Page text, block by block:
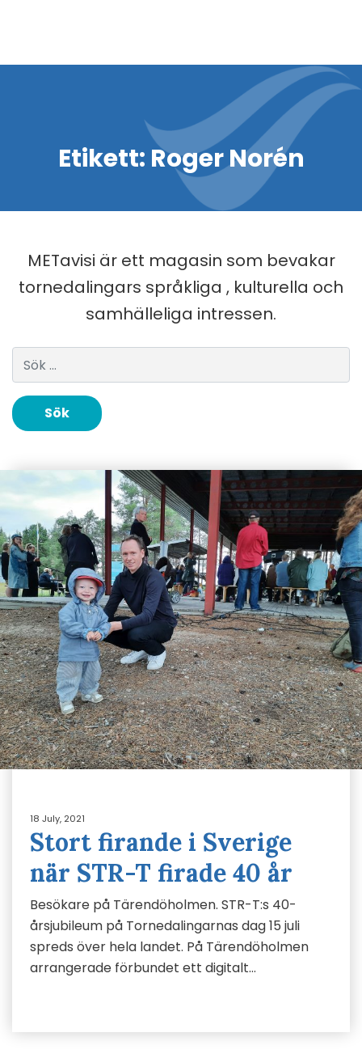
Etikett: Roger Norén
METavisi är ett magasin som bevakar
tornedalingars språkliga , kulturella och
samhälleliga intressen.
Sök efter:
18 July, 2021
Stort firande i Sverige
när STR-T firade 40 år
Besökare på Tärendöholmen. STR-T:s 40-
årsjubileum på Tornedalingarnas dag 15 juli
spreds över hela landet. På Tärendöholmen
arrangerade förbundet ett digitalt…